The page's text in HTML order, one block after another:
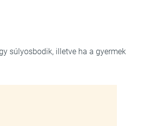
súlyosbodik, illetve ha a gyermek